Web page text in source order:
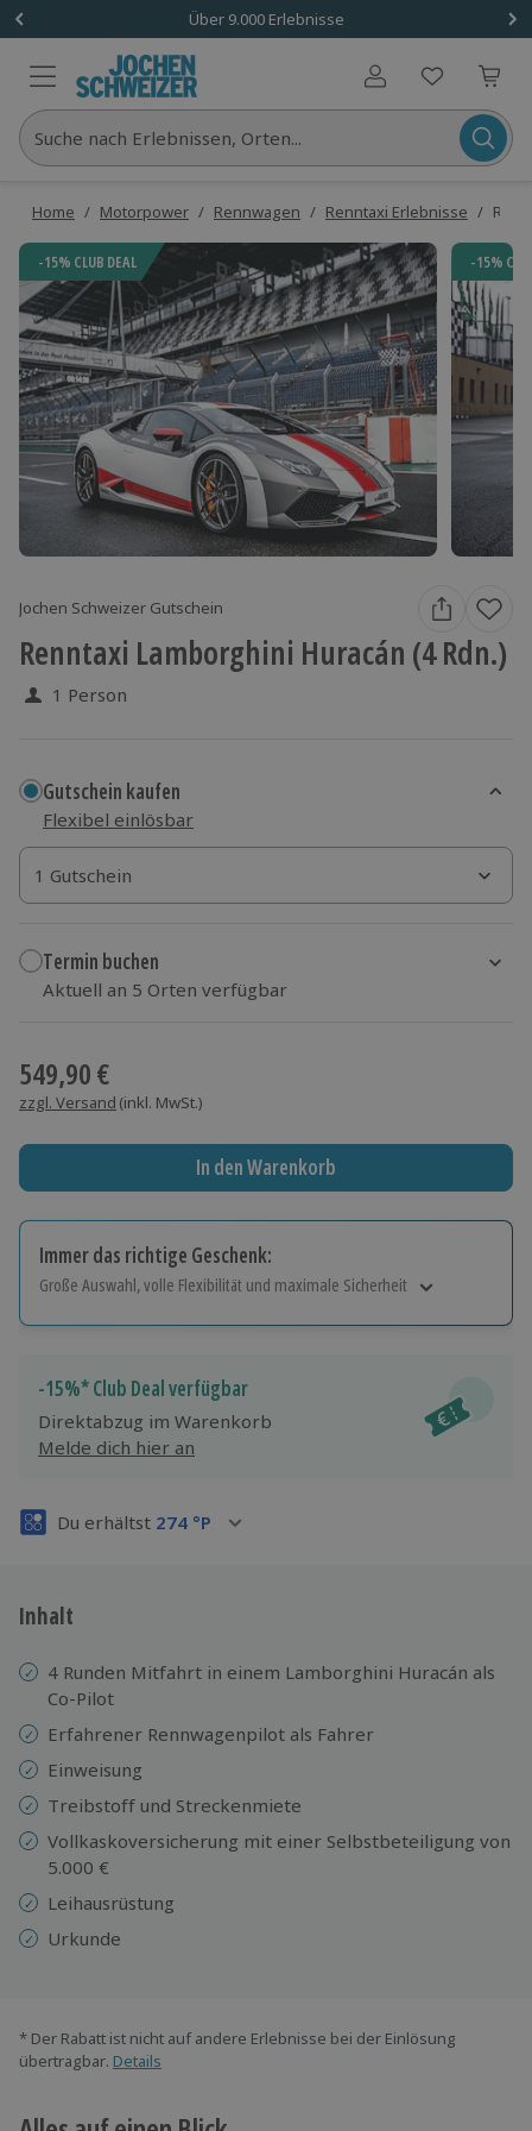
Über 9.000 Erlebnisse
Benutzerkonto
Suche nach Erlebnissen, Orten...
Home / Motorpower / Rennwagen / Renntaxi Erlebnisse /
-15% CLUB DEAL -15%
Jochen Schweizer Gutschein
Renntaxi Lamborghini Huracán (4 Rdn.)
1 Person
Gutschein kaufen
Flexibel einlösbar
1 Gutschein
1 Gutschein
1 Gutschein
Termin buchen
Aktuell an 5 Orten verfügbar
549,90 €
zzgl. Versand (inkl. MwSt.)
In den Warenkorb
Immer das richtige Geschenk:
Große Auswahl, volle Flexibilität und maximale Sicherheit
Jeder Gutschein für alle Erlebnisse einlösbar.
Maximale Sicherheit
3 Jahre gültig & verlängerbar.
-15%* Club Deal verfügbar
Direktabzug im Warenkorb
Melde dich hier an
Du erhältst 274 °P
Inhalt
4 Runden Mitfahrt in einem Lamborghini Huracán als
Co-Pilot
Erfahrener Rennwagenpilot als Fahrer
Einweisung
Treibstoff und Streckenmiete
Vollkaskoversicherung mit einer Selbstbeteiligung von
5.000 €
Leihausrüstung
Urkunde
* Der Rabatt ist nicht auf andere Erlebnisse bei der Einlösung
übertragbar. Details